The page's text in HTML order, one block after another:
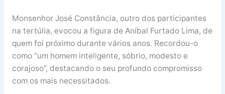
Monsenhor José Constância, outro dos participantes
na tertúlia, evocou a figura de Aníbal Furtado Lima, de
quem foi próximo durante vários anos. Recordou-o
como “um homem inteligente, sóbrio, modesto e
corajoso”, destacando o seu profundo compromisso
com os mais necessitados.